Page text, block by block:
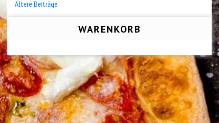
Beitragsnavigation
Ältere Beiträge
WARENKORB